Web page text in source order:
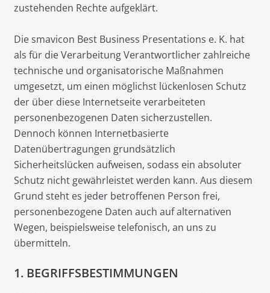
zustehenden Rechte aufgeklärt.
Die smavicon Best Business Presentations e. K. hat
als für die Verarbeitung Verantwortlicher zahlreiche
technische und organisatorische Maßnahmen
umgesetzt, um einen möglichst lückenlosen Schutz
der über diese Internetseite verarbeiteten
personenbezogenen Daten sicherzustellen.
Dennoch können Internetbasierte
Datenübertragungen grundsätzlich
Sicherheitslücken aufweisen, sodass ein absoluter
Schutz nicht gewährleistet werden kann. Aus diesem
Grund steht es jeder betroffenen Person frei,
personenbezogene Daten auch auf alternativen
Wegen, beispielsweise telefonisch, an uns zu
übermitteln.
1. BEGRIFFSBESTIMMUNGEN